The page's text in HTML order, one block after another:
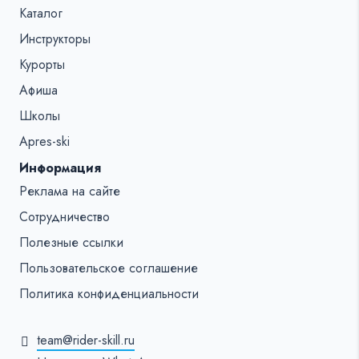
Каталог
Инструкторы
Курорты
Афиша
Школы
Apres-ski
Информация
Реклама на сайте
Сотрудничество
Полезные ссылки
Пользовательское соглашение
Политика конфиденциальности
team@rider-skill.ru